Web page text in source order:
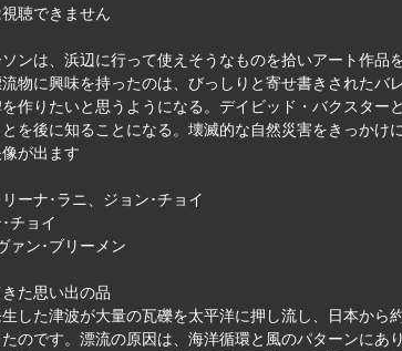
聴できません
ンは、浜辺に行って使えそうなものを拾いアート作
物に興味を持ったのは、びっしりと寄せ書きされた
作りたいと思うようになる。デイビッド・バクスタ
を後に知ることになる。壊滅的な自然災害をきっかけ
が出ます
ーナ･ラニ、ジョン･チョイ
チョイ
ァン･ブリーメン
た思い出の品
した津波が大量の瓦礫を太平洋に押し流し、日本か
たのです。漂流の原因は、海洋循環と風のパターンに